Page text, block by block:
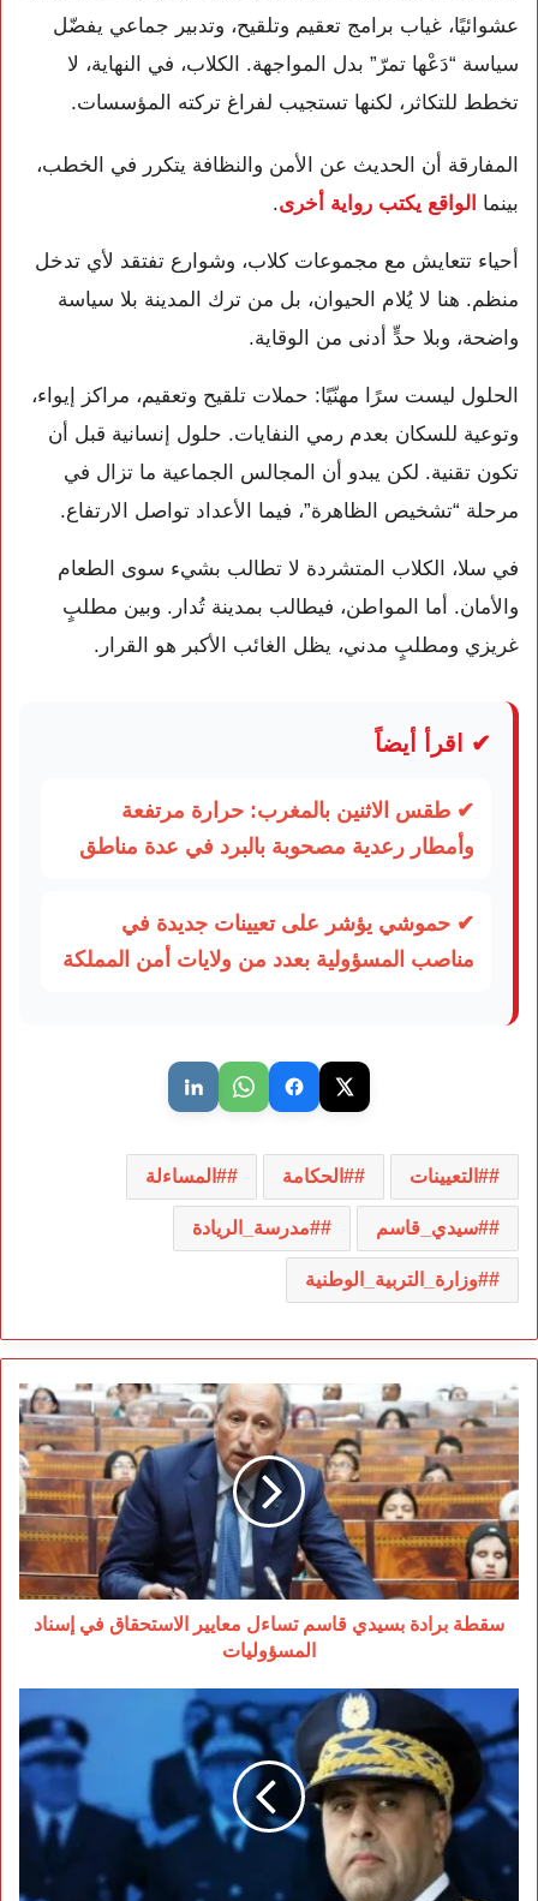
عشوائيًا، غياب برامج تعقيم وتلقيح، وتدبير جماعي يفضّل
سياسة “دَعْها تمرّ” بدل المواجهة. الكلاب، في النهاية، لا
تخطط للتكاثر، لكنها تستجيب لفراغ تركته المؤسسات.
المفارقة أن الحديث عن الأمن والنظافة يتكرر في الخطب،
بينما الواقع يكتب رواية أخرى.
أحياء تتعايش مع مجموعات كلاب، وشوارع تفتقد لأي تدخل
منظم. هنا لا يُلام الحيوان، بل من ترك المدينة بلا سياسة
واضحة، وبلا حدٍّ أدنى من الوقاية.
الحلول ليست سرًا مهنّيًا: حملات تلقيح وتعقيم، مراكز إيواء،
وتوعية للسكان بعدم رمي النفايات. حلول إنسانية قبل أن
تكون تقنية. لكن يبدو أن المجالس الجماعية ما تزال في
مرحلة “تشخيص الظاهرة”، فيما الأعداد تواصل الارتفاع.
في سلا، الكلاب المتشردة لا تطالب بشيء سوى الطعام
والأمان. أما المواطن، فيطالب بمدينة تُدار. وبين مطلبٍ
غريزي ومطلبٍ مدني، يظل الغائب الأكبر هو القرار.
✔ اقرأ أيضاً
✔ طقس الاثنين بالمغرب: حرارة مرتفعة
وأمطار رعدية مصحوبة بالبرد في عدة مناطق
✔ حموشي يؤشر على تعيينات جديدة في
مناصب المسؤولية بعدد من ولايات أمن المملكة
#التعيينات #الحكامة #المساءلة
#سيدي_قاسم #مدرسة_الريادة
#وزارة_التربية_الوطنية
سقطة
برادة
بسيدي
قاسم
تساءل
معايير
الاستحقاق
في
إسناد
المسؤوليات
سقطة برادة بسيدي قاسم تساءل معايير الاستحقاق في إسناد
المسؤوليات
حموشي
يؤشر
على
تعيينات
جديدة
بجهة
سوس
ماسة